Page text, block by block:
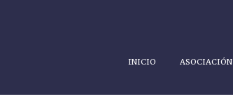
INICIO ASOCIACIÓN